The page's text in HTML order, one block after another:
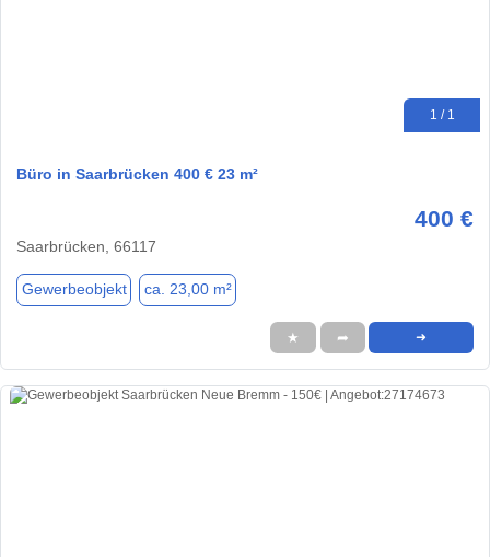
1 / 1
Büro in Saarbrücken 400 € 23 m²
400 €
Saarbrücken, 66117
Gewerbeobjekt ca. 23,00 m²
★ ➦ ➜